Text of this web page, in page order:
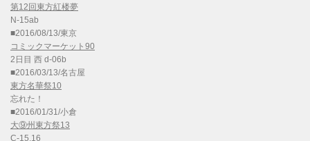
第12回東方紅楼夢
N-15ab
■2016/08/13/東京
コミックマーケット90
2日目 西 d-06b
■2016/03/13/名古屋
東方名華祭10
忘れた！
■2016/01/31/小倉
大⑨州東方祭13
C-15,16